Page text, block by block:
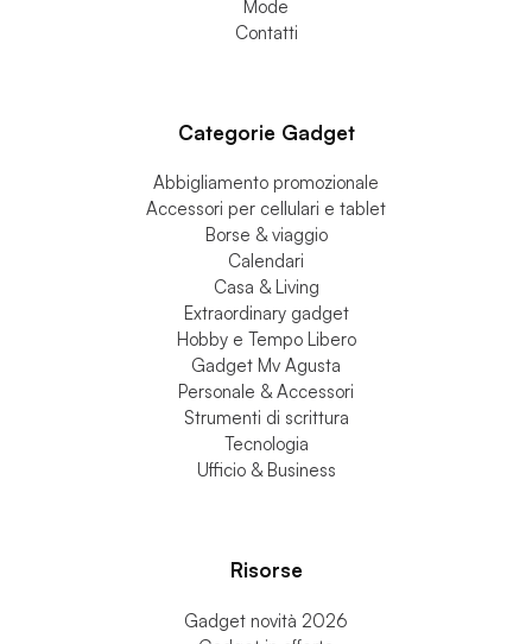
Gadgets
Cataloghi
Categorie Gadget
Abbigliamento promozionale
Accessori per cellulari e tablet
Borse & viaggio
Calendari
Casa & Living
Extraordinary gadget
Hobby e Tempo Libero
Gadget Mv Agusta
Personale & Accessori
Strumenti di scrittura
Risorse